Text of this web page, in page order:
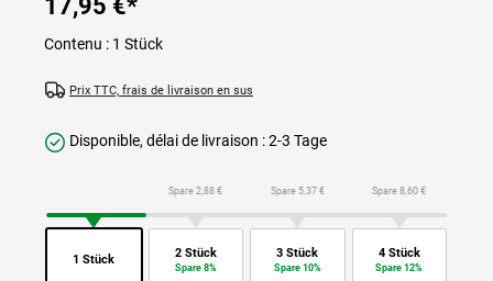
17,95 €*
Contenu : 1 Stück
Prix TTC, frais de livraison en sus
Disponible, délai de livraison : 2-3 Tage
1 Stück
Spare 2,88 €
2 Stück
Spare 8%
Spare 5,37 €
3 Stück
Spare 10%
Spare 8,60 €
4 Stück
Spare 12%